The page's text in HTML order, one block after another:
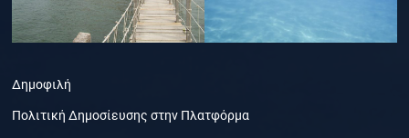
Δημοφιλή
Πολιτική Δημοσίευσης στην Πλατφόρμα